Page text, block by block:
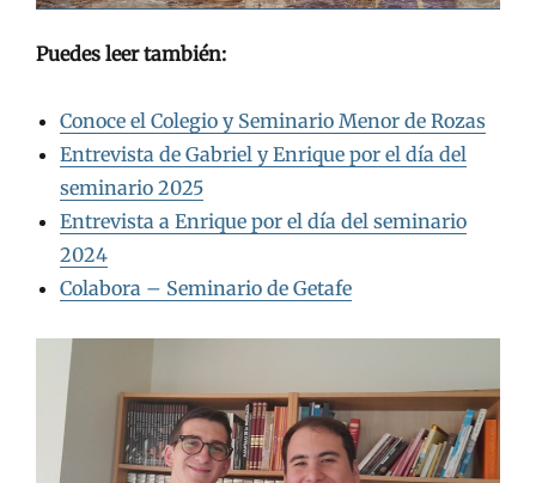
Puedes leer también:
Conoce el Colegio y Seminario Menor de Rozas
Entrevista de Gabriel y Enrique por el día del
seminario 2025
Entrevista a Enrique por el día del seminario
2024
Colabora – Seminario de Getafe